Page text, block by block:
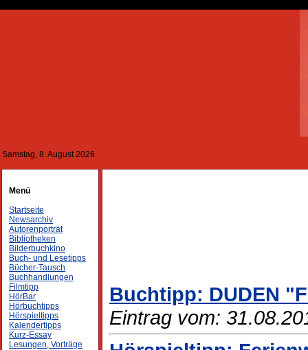
Samstag, 8. August 2026
Menü
Startseite
Newsarchiv
Autorenporträt
Bibliotheken
Bilderbuchkino
Buch- und Lesetipps
Bücher-Tausch
Buchhandlungen
Filmtipp
HörBar
Hörbuchtipps
Hörspieltipps
Kalendertipps
Kurz-Essay
Lesungen, Vorträge
Buchtipp: DUDEN
Eintrag vom: